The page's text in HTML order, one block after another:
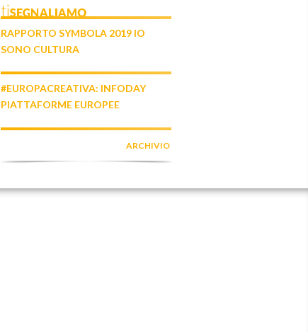
tiSEGNALIAMO
RAPPORTO SYMBOLA 2019 IO
SONO CULTURA
#EUROPACREATIVA: INFODAY
PIATTAFORME EUROPEE
ARCHIVIO